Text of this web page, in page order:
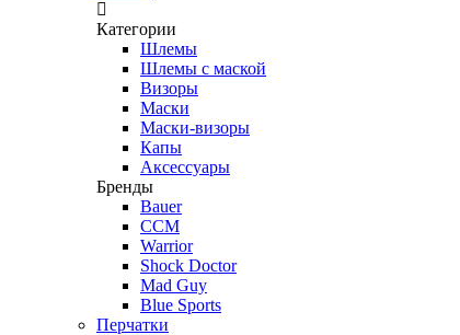
Категории
Шлемы
Шлемы с маской
Визоры
Маски
Маски-визоры
Капы
Аксессуары
Бренды
Bauer
CCM
Warrior
Shock Doctor
Mad Guy
Blue Sports
Перчатки